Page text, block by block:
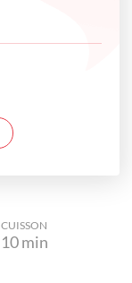
CUISSON
10min